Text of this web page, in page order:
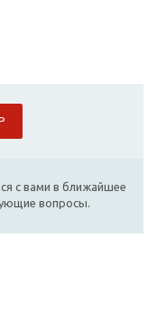
с вами в ближайшее
вопросы.